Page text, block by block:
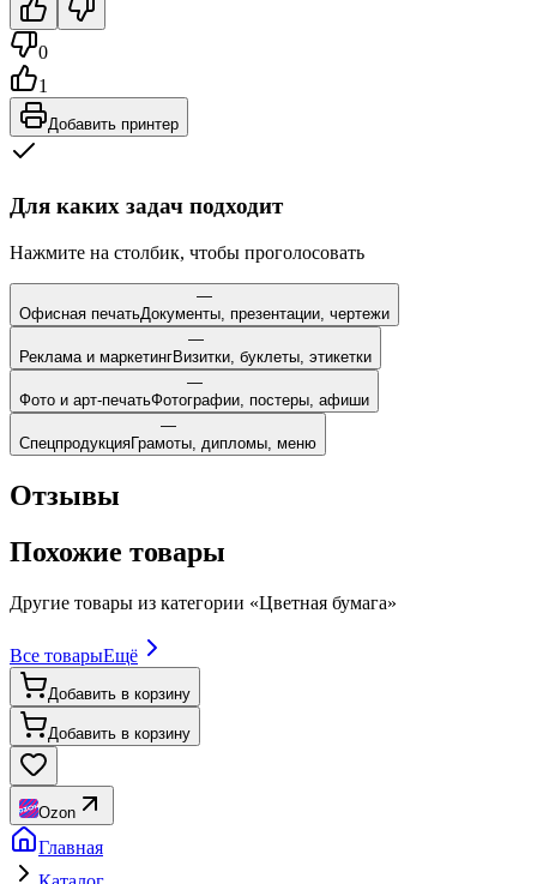
0
1
Добавить принтер
Для каких задач подходит
Нажмите на столбик, чтобы проголосовать
—
Офисная печатьДокументы, презентации, чертежи
—
Реклама и маркетингВизитки, буклеты, этикетки
—
Фото и арт-печатьФотографии, постеры, афиши
—
СпецпродукцияГрамоты, дипломы, меню
Отзывы
Похожие товары
Другие товары из категории «Цветная бумага»
Все товарыЕщё
Добавить в корзину
Добавить в корзину
Ozon
Главная